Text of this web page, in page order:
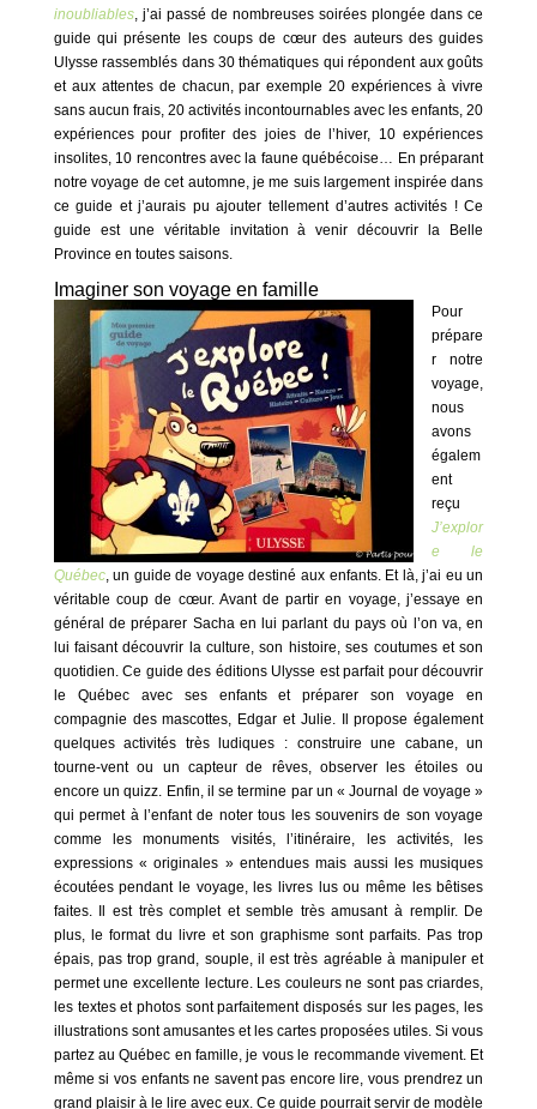
inoubliables, j’ai passé de nombreuses soirées plongée dans ce
guide qui présente les coups de cœur des auteurs des guides
Ulysse rassemblés dans 30 thématiques qui répondent aux goûts
et aux attentes de chacun, par exemple 20 expériences à vivre
sans aucun frais, 20 activités incontournables avec les enfants, 20
expériences pour profiter des joies de l’hiver, 10 expériences
insolites, 10 rencontres avec la faune québécoise… En préparant
notre voyage de cet automne, je me suis largement inspirée dans
ce guide et j’aurais pu ajouter tellement d’autres activités ! Ce
guide est une véritable invitation à venir découvrir la Belle
Province en toutes saisons.
Imaginer son voyage en famille
Pour
prépare
r notre
voyage,
nous
avons
égalem
ent
reçu
J’explor
e le
Québec, un guide de voyage destiné aux enfants. Et là, j’ai eu un
véritable coup de cœur. Avant de partir en voyage, j’essaye en
général de préparer Sacha en lui parlant du pays où l’on va, en
lui faisant découvrir la culture, son histoire, ses coutumes et son
quotidien. Ce guide des éditions Ulysse est parfait pour découvrir
le Québec avec ses enfants et préparer son voyage en
compagnie des mascottes, Edgar et Julie. Il propose également
quelques activités très ludiques : construire une cabane, un
tourne-vent ou un capteur de rêves, observer les étoiles ou
encore un quizz. Enfin, il se termine par un « Journal de voyage »
qui permet à l’enfant de noter tous les souvenirs de son voyage
comme les monuments visités, l’itinéraire, les activités, les
expressions « originales » entendues mais aussi les musiques
écoutées pendant le voyage, les livres lus ou même les bêtises
faites. Il est très complet et semble très amusant à remplir. De
plus, le format du livre et son graphisme sont parfaits. Pas trop
épais, pas trop grand, souple, il est très agréable à manipuler et
permet une excellente lecture. Les couleurs ne sont pas criardes,
les textes et photos sont parfaitement disposés sur les pages, les
illustrations sont amusantes et les cartes proposées utiles. Si vous
partez au Québec en famille, je vous le recommande vivement. Et
même si vos enfants ne savent pas encore lire, vous prendrez un
grand plaisir à le lire avec eux. Ce guide pourrait servir de modèle